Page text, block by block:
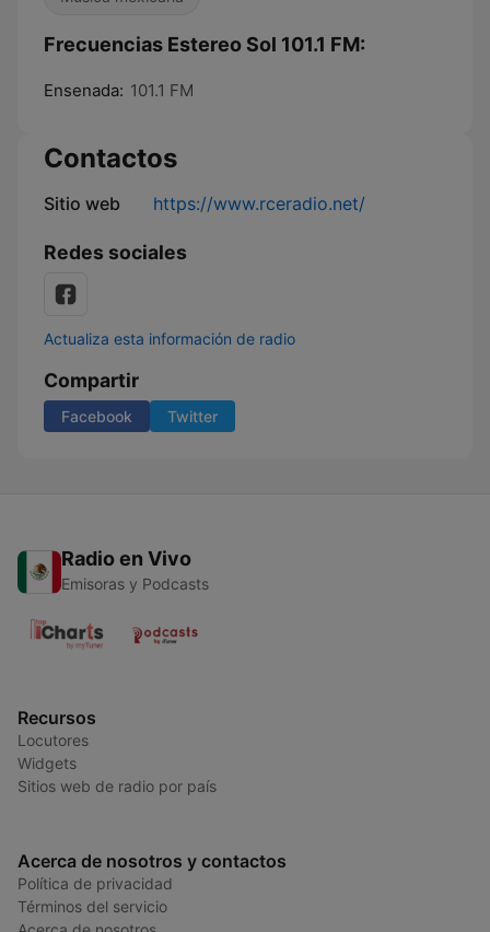
Frecuencias Estereo Sol 101.1 FM:
Ensenada: 101.1 FM
Contactos
Sitio web https://www.rceradio.net/
Redes sociales
Actualiza esta información de radio
Compartir
Facebook Twitter
Radio en Vivo
Emisoras y Podcasts
Recursos
Locutores
Widgets
Sitios web de radio por país
Acerca de nosotros y contactos
Política de privacidad
Términos del servicio